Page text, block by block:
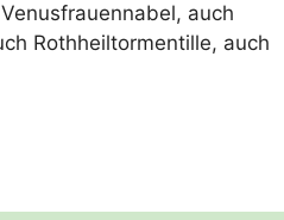
auch
Roth­heil­tor­men­til­le, auch